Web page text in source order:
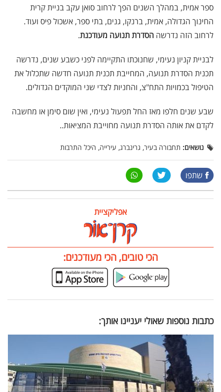
ספר אמית, במהלך השנים הפך לרחוב סואן עקב בניית קרית
החינוך הגדולה, אמית, ברנקו, גנים, בתי ספר, אשכול פיס ועוד.
לרחוב הזה נדרשה הסדרת תנועה מעודכנת.
לבניית קניון נעימי, שחנוכתו התקיימה לפני כשבע שנים, נדרשה
תכנית הסדרת תנועה, המחייבת תכנית תנועה חדשה שתכלול את
הטיפול בכמויות התח"צ, והחניות לצדי שני המוקדים הגדולים.
שבע שנים חלפו מאז החל תפעול נעימי, ואין שום סימן או מחשבה
לקדם את אותה הסדרת תנועה מחוייבת המציאות..
נושאים: תחבורה בעיר, גרינברג, עירייה, היכל התרבות
שתפו
אפליקציית
הכי טובים, הכי מעודכנים:
כתבות נוספות שאולי יעניינו אותך: